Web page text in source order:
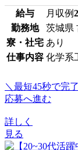
給与 月収例
勤務地
茨城県
寮・社宅 あり
仕事内容 化学系
＼最短45秒で完
応募へ進む
詳しく
見る